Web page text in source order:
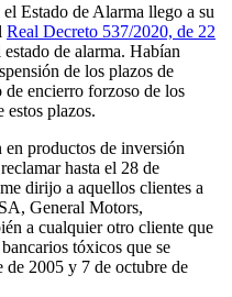
Estado de Alarma llego a su
Real Decreto 537/2020, de 22
de alarma. Habían
de los plazos de
encierro forzoso de los
estos plazos.
productos de inversión
hasta el 28 de
dirijo a aquellos clientes a
General Motors,
a cualquier otro cliente que
tóxicos que se
de 2005 y 7 de octubre de